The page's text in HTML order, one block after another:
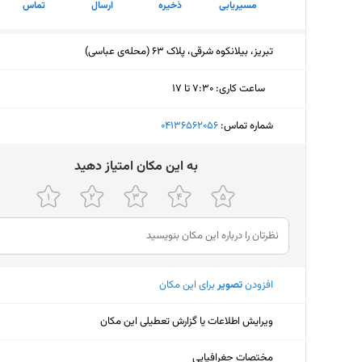
مسیریابی ذخیره ارسال تماس
تبریز، بیلانکوه شرقی، پلاک 63 (محله‌ی عباسی)
ساعت کاری: ۷:۳۰ تا ۱۷
پنجشنبه (امروز)
یکشنبه
۷:۳۰ تا ۱۷
دوشنبه
۷:۳۰ تا ۱۷
سه‌شنبه
چهارشنبه
شماره تماس: ‎04136562056
ﺑﻪ اﯾﻦ ﻣﮑﺎن اﻣﺘﯿﺎز دﻫﯿﺪ
افزودنتصویربرای این مکان
ویرایش اطلاعات یا گزارش تعطیلی این مکان
مختصات جغرافیایی